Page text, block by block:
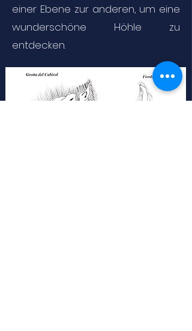
einer Ebene zur anderen, um eine
wunderschöne Höhle zu
entdecken.